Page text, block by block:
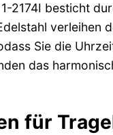
2174I besticht
verleihen
Sie die
das
für